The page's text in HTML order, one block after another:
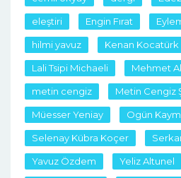
eleştiri Engin Fırat
hilmi yavuz Kenan Kocatürk
Lali Tsipi Michaeli Mehmet
metin cengiz Metin Cengiz
Müesser Yeniay Ogün
Selenay Kübra Koçer
Yavuz Özdem Yeliz Altunel